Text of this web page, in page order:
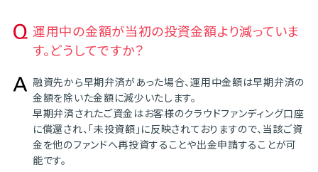
運用中の金額が当初の投資金額より減っていま
す。どうしてですか？
融資先から早期弁済があった場合、運用中金額は早期弁済の
金額を除いた金額に減少いたします。
早期弁済されたご資金はお客様のクラウドファンディング口座
に償還され、「未投資額」に反映されておりますので、当該ご資
金を他のファンドへ再投資することや出金申請することが可
能です。